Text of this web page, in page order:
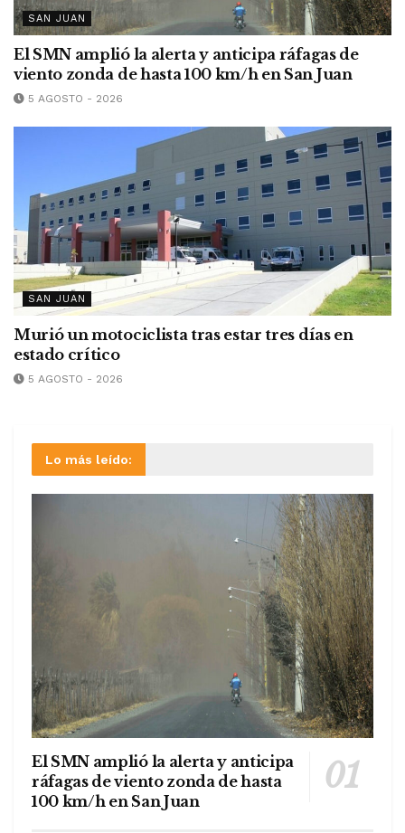
SAN JUAN
El SMN amplió la alerta y anticipa ráfagas de
viento zonda de hasta 100 km/h en San Juan
5 AGOSTO - 2026
SAN JUAN
Murió un motociclista tras estar tres días en
estado crítico
5 AGOSTO - 2026
Lo más leído:
El SMN amplió la alerta y anticipa
ráfagas de viento zonda de hasta
100 km/h en San Juan